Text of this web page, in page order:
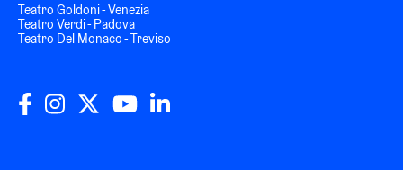
Teatro Goldoni - Venezia
Teatro Verdi - Padova
Teatro Del Monaco - Treviso